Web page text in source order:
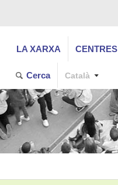
LA XARXA CENTRES
Cerca Català